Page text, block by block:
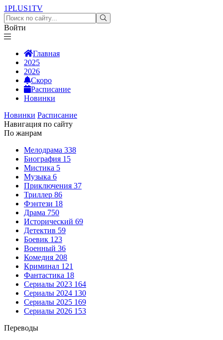
1PLUS1TV
Войти
Главная
2025
2026
Скоро
Расписание
Новинки
Новинки Расписание
Навигация по сайту
По жанрам
Мелодрама 338
Биография 15
Мистика 5
Музыка 6
Приключения 37
Триллер 86
Фэнтези 18
Драма 750
Исторический 69
Детектив 59
Боевик 123
Военный 36
Комедия 208
Криминал 121
Фантастика 18
Сериалы 2023 164
Сериалы 2024 130
Сериалы 2025 169
Сериалы 2026 153
Переводы